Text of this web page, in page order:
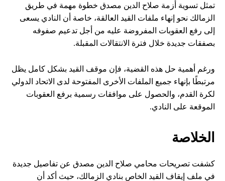
تمثل تسوية أزمة صلاح الدين مصدق خطوة مهمة في طريق
الزمالك نحو إنهاء ملفات القيد العالقة، خاصة أن النادي يسعى
إلى رفع العقوبات المفروضة عليه من أجل تدعيم صفوفه
بصفقات جديدة خلال فترة الانتقالات المقبلة.
ورغم أهمية حل هذه القضية، فإن موقف القيد بشكل كامل يظل
مرتبطًا بإنهاء جميع الملفات الأخرى المفتوحة لدى الاتحاد الدولي
لكرة القدم، والحصول على موافقات رسمية برفع العقوبات
الموقعة على النادي.
الخلاصة
كشفت تصريحات محامي صلاح الدين مصدق عن تفاصيل جديدة
في ملف إيقاف القيد الخاص بنادي الزمالك، حيث أكد أن